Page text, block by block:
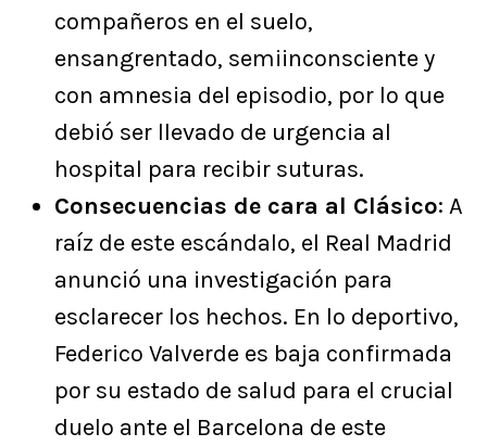
compañeros en el suelo,
ensangrentado, semiinconsciente y
con amnesia del episodio, por lo que
debió ser llevado de urgencia al
hospital para recibir suturas.
Consecuencias de cara al Clásico: A
raíz de este escándalo, el Real Madrid
anunció una investigación para
esclarecer los hechos. En lo deportivo,
Federico Valverde es baja confirmada
por su estado de salud para el crucial
duelo ante el Barcelona de este